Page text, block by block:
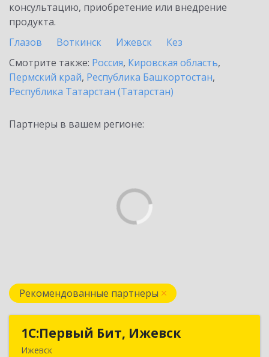
консультацию, приобретение или внедрение
продукта.
Глазов
Воткинск Ижевск
Кез
Смотрите также: Россия, Кировская область,
Пермский край, Республика Башкортостан,
Республика Татарстан (Татарстан)
Партнеры в вашем регионе:
Рекомендованные партнеры
1С:Первый Бит, Ижевск
Ижевск
1С:Первый Бит, Ижевск